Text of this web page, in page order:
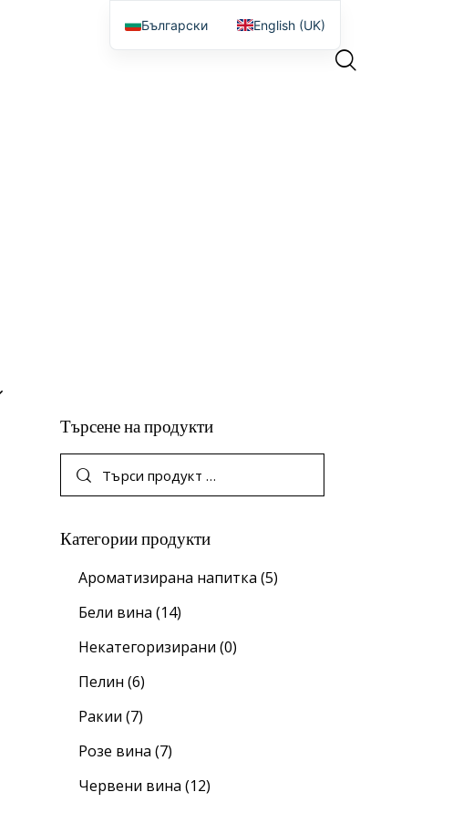
Търсене на продукти
Категории продукти
Ароматизирана напитка (5)
Бели вина (14)
Некатегоризирани (0)
Пелин (6)
Ракии (7)
Розе вина (7)
Червени вина (12)
Български English (UK)